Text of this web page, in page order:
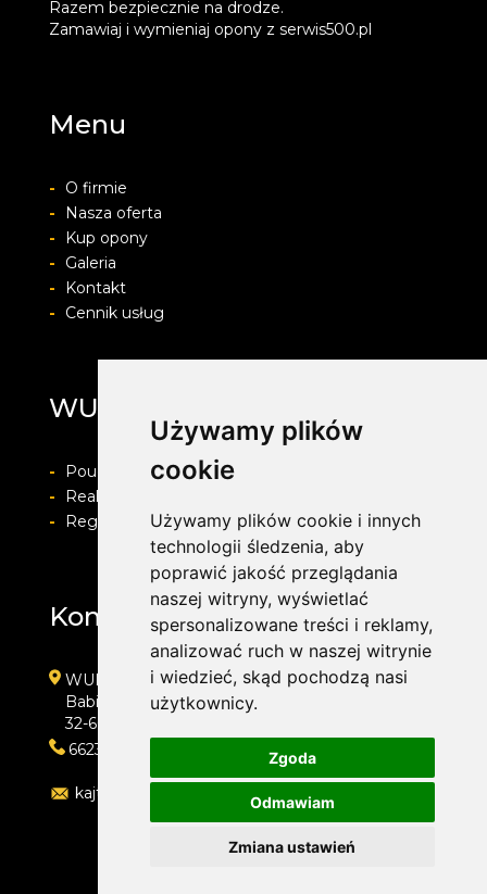
Używamy plików
cookie
Używamy plików cookie i innych
technologii śledzenia, aby
poprawić jakość przeglądania
naszej witryny, wyświetlać
spersonalizowane treści i reklamy,
analizować ruch w naszej witrynie
i wiedzieć, skąd pochodzą nasi
użytkownicy.
Zgoda
Odmawiam
Zmiana ustawień
Razem bezpiecznie na drodze.
Zamawiaj i wymieniaj opony z serwis500.pl
Menu
-
O firmie
-
Nasza oferta
-
Kup opony
-
Galeria
-
Kontakt
-
Cennik usług
WULKAN
-
Pouczenie o prawie do odstapienia od umowy
-
Realizacja zamówienia i formy płatności
-
Regulamin i Polityka prywatności
Kontakt
WULKAN
Babice, ul. Śląska 50d
32-600 Oświęcim
662323454
kajtoch@gmail.com